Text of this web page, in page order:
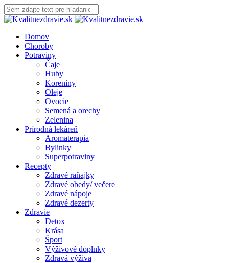
Domov
Choroby
Potraviny
Čaje
Huby
Koreniny
Oleje
Ovocie
Semená a orechy
Zelenina
Prírodná lekáreň
Aromaterapia
Bylinky
Superpotraviny
Recepty
Zdravé raňajky
Zdravé obedy/ večere
Zdravé nápoje
Zdravé dezerty
Zdravie
Detox
Krása
Šport
Výživové doplnky
Zdravá výživa